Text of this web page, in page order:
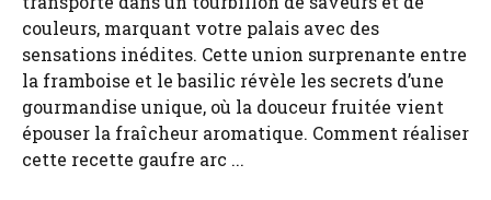
couleurs, marquant votre palais avec des
sensations inédites. Cette union surprenante entre
la framboise et le basilic révèle les secrets d’une
gourmandise unique, où la douceur fruitée vient
épouser la fraîcheur aromatique. Comment réaliser
cette recette gaufre arc ...